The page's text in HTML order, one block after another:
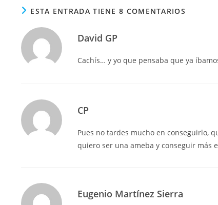
ESTA ENTRADA TIENE 8 COMENTARIOS
David GP
Cachís… y yo que pensaba que ya
CP
Pues no tardes mucho en conseguirlo,
quiero ser una ameba y conseguir más
Eugenio Martínez Sierra